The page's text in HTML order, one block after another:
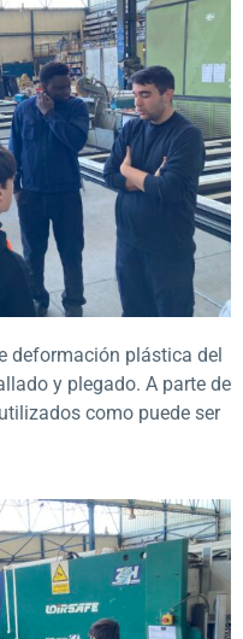
deformación plástica del
y plegado. A parte de
como puede ser